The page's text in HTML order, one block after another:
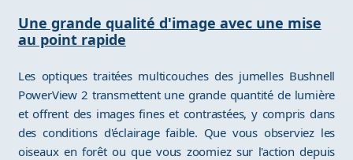
Une grande qualité d'image avec une mise
au point rapide
Les optiques traitées multicouches des jumelles Bushnell
PowerView 2 transmettent une grande quantité de lumière
et offrent des images fines et contrastées, y compris dans
des conditions d'éclairage faible. Que vous observiez les
oiseaux en forêt ou que vous zoomiez sur l'action depuis